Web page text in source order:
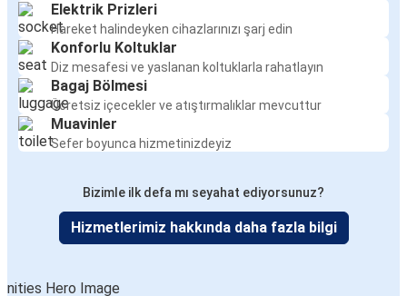
Elektrik Prizleri
Hareket halindeyken cihazlarınızı şarj edin
Konforlu Koltuklar
Diz mesafesi ve yaslanan koltuklarla rahatlayın
Bagaj Bölmesi
Ücretsiz içecekler ve atıştırmalıklar mevcuttur
Muavinler
Sefer boyunca hizmetinizdeyiz
Bizimle ilk defa mı seyahat ediyorsunuz?
Hizmetlerimiz hakkında daha fazla bilgi